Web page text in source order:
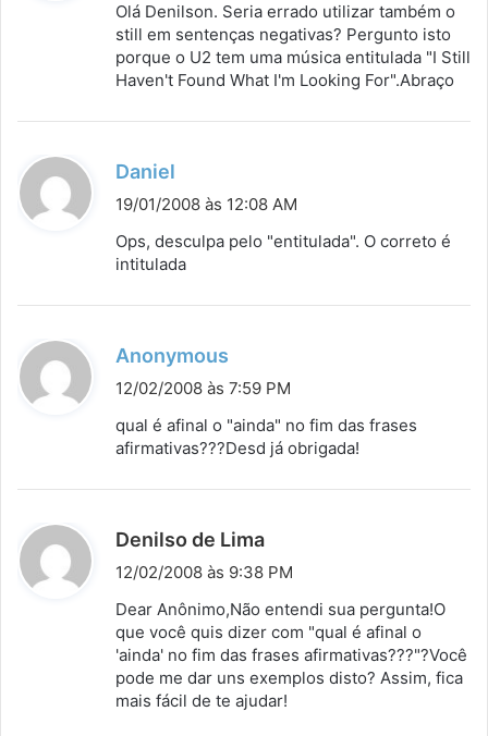
s
e
:
Olá Denilson. Seria errado utilizar também o
still em sentenças negativas? Pergunto isto
porque o U2 tem uma música entitulada "I Still
Haven't Found What I'm Looking For".Abraço
Daniel
i
s
19/01/2008 às 12:08 AM
Ops, desculpa pelo "entitulada". O correto é
intitulada
Anonymous
i
s
12/02/2008 às 7:59 PM
qual é afinal o "ainda" no fim das frases
afirmativas???Desd já obrigada!
Denilso de Lima
s
e
:
12/02/2008 às 9:38 PM
Dear Anônimo,Não entendi sua pergunta!O
que você quis dizer com "qual é afinal o
'ainda' no fim das frases afirmativas???"?Você
pode me dar uns exemplos disto? Assim, fica
mais fácil de te ajudar!